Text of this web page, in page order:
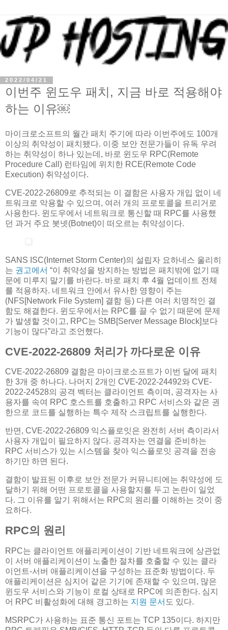
2022/04/21
이번주 윈도우 패치, 지금 바로 적용해야
하는 이유￼
마이크로소프트의 월간 패치 주기에 따라 이번주에도 100개
이상의 취약성이 패치됐다. 이중 보안 전문가들이 유독 우려
하는 취약성이 하나 있는데, 바로 윈도우 RPC(Remote
Procedure Call) 런타임에 위치한 RCE(Remote Code
Execution) 취약성이다.
CVE-2022-26809로 추적되는 이 결함은 사용자 개입 없이 네
트워크로 악용할 수 있으며, 여러 개의 프로토콜을 트리거로
사용한다. 윈도우에서 네트워크로 통신할 때 RPC를 사용했
던 과거 주요 봇넷(Botnet)이 떠오르는 취약성이다.
SANS ISC(Internet Storm Center)의 설립자 요하네스 울리히
는 권고에서 “이 취약성을 방지하는 방법은 패치밖에 없기 때
문에 미루지 말기를 바란다. 바로 패치 후 4월 업데이트 전체
를 적용하자. 네트워크 안에서 유사한 영향이 주는
(NFS[Network File System] 결함 등) 다른 여러 치명적인 결
함도 해결한다. 윈도우에서는 RPC를 끌 수 없기 때문에 문제
가 발생할 것이고, RPC는 SMB[Server Message Block]보다
기능이 많다”라고 조언했다.
CVE-2022-26809 처리가 까다로운 이유
CVE-2022-26809 결함은 마이크로소프트가 이번 달에 패치
한 3개 중 하나다. 나머지 2개인 CVE-2022-24492와 CVE-
2022-24528의 공격 벡터는 클라이언트 측이며, 공격자는 사
용자를 속여 RPC 호스트를 호출하고 RPC 서비스와 같은 권
한으로 코드를 실행하는 특수 제작 스크립트를 실행한다.
반면, CVE-2022-26809 익스플로잇은 완전히 서버 측이라서
사용자 개입이 필요하지 않다. 공격자는 연결을 준비하는
RPC 서비스가 있는 시스템을 찾아 익스플로잇 공격을 전송
하기만 하면 된다.
결함이 발표된 이후로 보안 전문가 커뮤니티에는 취약성에 도
달하기 위해 어떤 프로토콜을 사용할지를 두고 논란이 일었
다. 그 이유를 알기 위해서는 RPC의 원리를 이해하는 것이 중
요하다.
RPC의 원리
RPC는 클라이언트 애플리케이션이 기반 네트워크에 상관없
이 서버 애플리케이션이 노출한 절차를 호출할 수 있는 클라
이언트-서버 애플리케이션을 구성하는 표준화 방법이다. 두
애플리케이션은 심지어 같은 기기에 존재할 수 있으며, 많은
윈도우 서비스와 기능이 로컬 상태로 RPC에 의존한다. 심지
어 RPC 비활성화에 대해 경고하는 지원 문서 도 있다.
MSRPC가 사용하는 표준 통신 포트는 TCP 135이다. 하지만